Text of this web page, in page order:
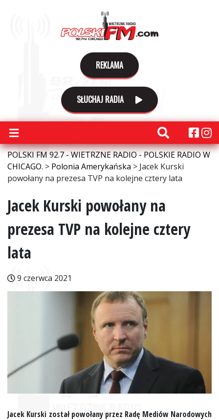
REKLAMA
SŁUCHAJ RADIA
POLSKI FM 92.7 - WIETRZNE RADIO - POLSKIE RADIO W
CHICAGO. > Polonia Amerykańska > Jacek Kurski
powołany na prezesa TVP na kolejne cztery lata
Jacek Kurski powołany na
prezesa TVP na kolejne cztery
lata
9 czerwca 2021
Jacek Kurski został powołany przez Radę Mediów Narodowych